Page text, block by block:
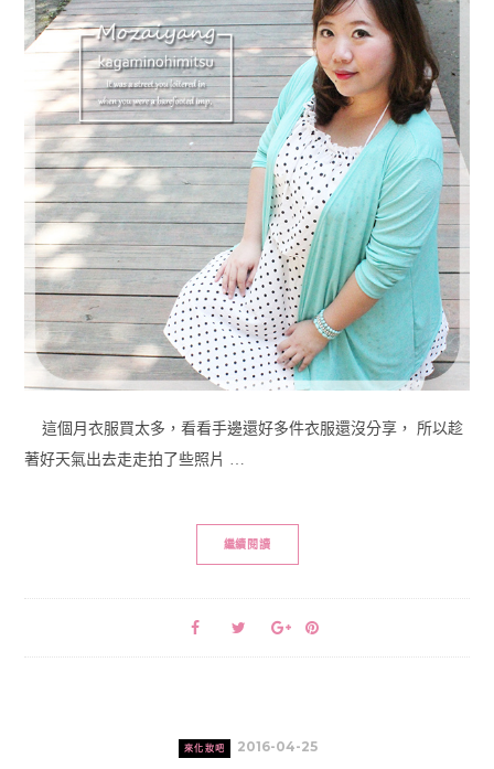
這個月衣服買太多，看看手邊還好多件衣服還沒分享， 所以趁
著好天氣出去走走拍了些照片 …
繼續閱讀
來化妝吧 2016-04-25